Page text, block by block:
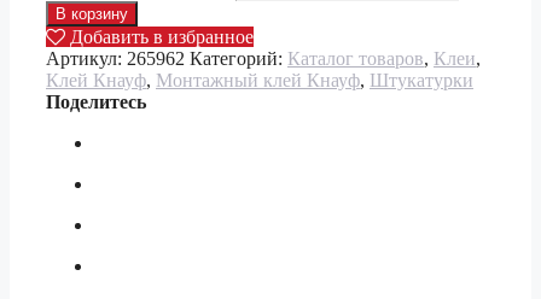
В корзину
Добавить в избранное
Артикул: 265962 Категорий: Каталог товаров, Клеи,
Клей Кнауф, Монтажный клей Кнауф, Штукатурки
Поделитесь